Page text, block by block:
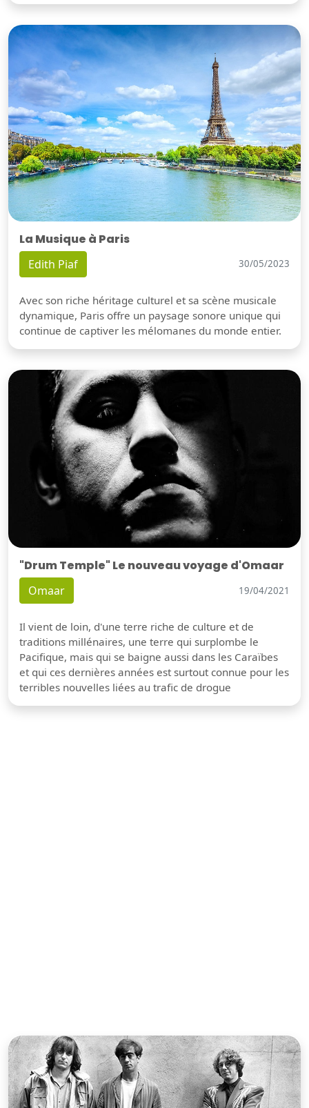
La Musique à Paris
Edith Piaf 30/05/2023
Avec son riche héritage culturel et sa scène musicale
dynamique, Paris offre un paysage sonore unique qui
continue de captiver les mélomanes du monde entier.
"Drum Temple" Le nouveau voyage d'Omaar
Omaar 19/04/2021
Il vient de loin, d'une terre riche de culture et de
traditions millénaires, une terre qui surplombe le
Pacifique, mais qui se baigne aussi dans les Caraïbes
et qui ces dernières années est surtout connue pour les
terribles nouvelles liées au trafic de drogue